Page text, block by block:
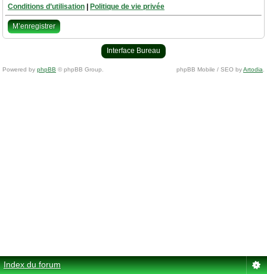
Conditions d’utilisation
Politique de vie privée
M’enregistrer
Interface Bureau
Powered by phpBB © phpBB Group. phpBB Mobile / SEO byArtodia
Index du forum